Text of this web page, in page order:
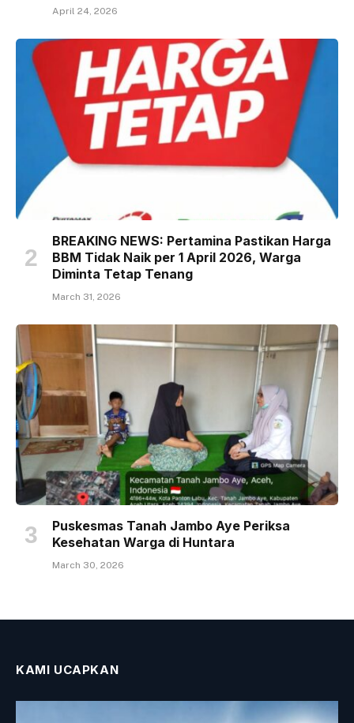
April 24, 2026
BREAKING NEWS: Pertamina Pastikan Harga
BBM Tidak Naik per 1 April 2026, Warga
Diminta Tetap Tenang
March 31, 2026
Puskesmas Tanah Jambo Aye Periksa
Kesehatan Warga di Huntara
March 30, 2026
KAMI UCAPKAN